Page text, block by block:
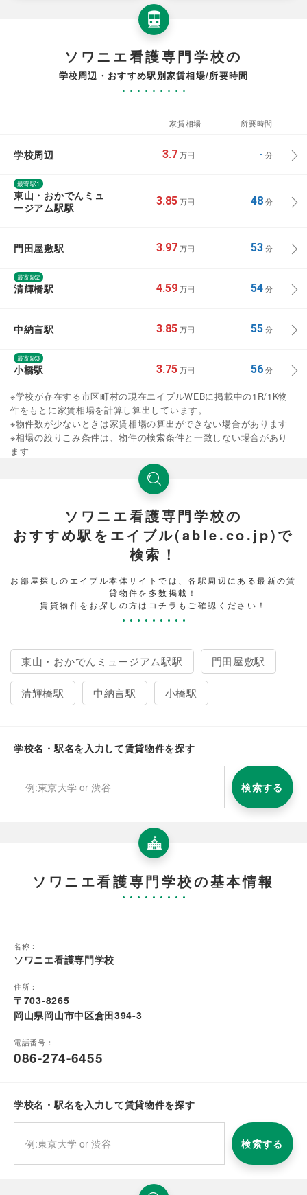
ソワニエ看護専門学校の
学校周辺・おすすめ駅別家賃相場/所要時間
家賃相場 所要時間
学校周辺 3.7 万円 - 分
最寄駅1
東山・おかでんミュ
ージアム駅駅
3.85 万円 48分
門田屋敷駅 3.97 万円 53分
最寄駅2
清輝橋駅 4.59 万円 54分
中納言駅 3.85 万円 55分
最寄駅3
小橋駅 3.75 万円 56分
※学校が存在する市区町村の現在エイブルWEBに掲載中の1R/1K物
件をもとに家賃相場を計算し算出しています。
※物件数が少ないときは家賃相場の算出ができない場合があります
※相場の絞りこみ条件は、物件の検索条件と一致しない場合があり
ます
ソワニエ看護専門学校の
おすすめ駅をエイブル(able.co.jp)で
検索！
お部屋探しのエイブル本体サイトでは、各駅周辺にある最新の賃
貸物件を多数掲載！
賃貸物件をお探しの方はコチラもご確認ください！
東山・おかでんミュージアム駅駅 門田屋敷駅
清輝橋駅 中納言駅 小橋駅
学校名・駅名を入力して賃貸物件を探す
検索する
ソワニエ看護専門学校の基本情報
名称：
ソワニエ看護専門学校
住所：
〒703-8265
岡山県岡山市中区倉田394-3
電話番号：
086-274-6455
学校名・駅名を入力して賃貸物件を探す
検索する